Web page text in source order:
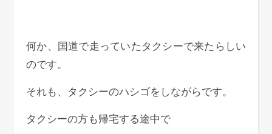
何か、国道で走っていたタクシーで来たらしい
のです。
それも、タクシーのハシゴをしながらです。
タクシーの方も帰宅する途中で